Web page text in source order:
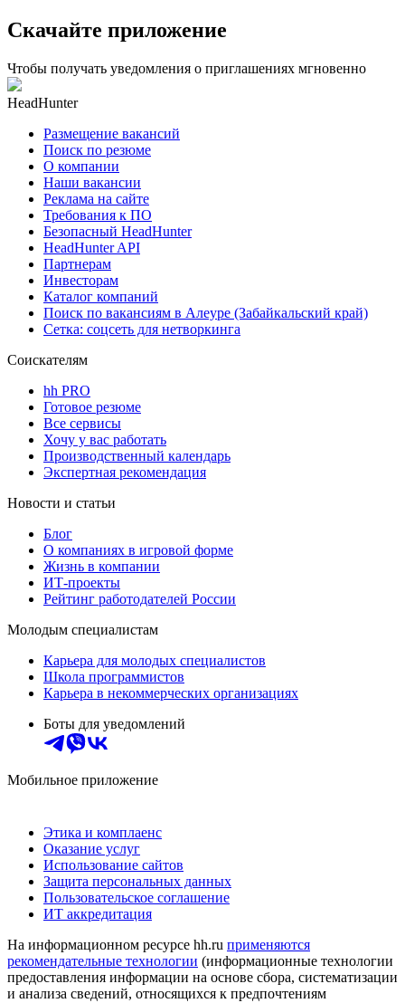
Скачайте приложение
Чтобы получать уведомления о приглашениях мгновенно
HeadHunter
Размещение вакансий
Поиск по резюме
О компании
Наши вакансии
Реклама на сайте
Требования к ПО
Безопасный HeadHunter
HeadHunter API
Партнерам
Инвесторам
Каталог компаний
Поиск по вакансиям в Алеуре (Забайкальский край)
Сетка: соцсеть для нетворкинга
Соискателям
hh PRO
Готовое резюме
Все сервисы
Хочу у вас работать
Производственный календарь
Экспертная рекомендация
Новости и статьи
Блог
О компаниях в игровой форме
Жизнь в компании
ИТ-проекты
Рейтинг работодателей России
Молодым специалистам
Карьера для молодых специалистов
Школа программистов
Карьера в некоммерческих организациях
Боты для уведомлений
Мобильное приложение
Этика и комплаенс
Оказание услуг
Использование сайтов
Защита персональных данных
Пользовательское соглашение
ИТ аккредитация
На информационном ресурсе hh.ru применяются
рекомендательные технологии (информационные технологии
предоставления информации на основе сбора, систематизации
и анализа сведений, относящихся к предпочтениям